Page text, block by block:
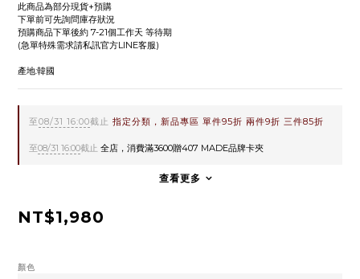
此商品為部分現貨+預購
下單前可先詢問庫存狀況
預購商品下單後約 7-21個工作天 等待期
(急單特殊需求請私訊官方LINE客服)
產地:韓國
至08/31 16:00截止 指定分類，新品專區 單件95折 兩件9折 三件85折
至08/31 16:00截止 全店，消費滿3600贈407 MADE品牌卡夾
查看更多
NT$1,980
顏色